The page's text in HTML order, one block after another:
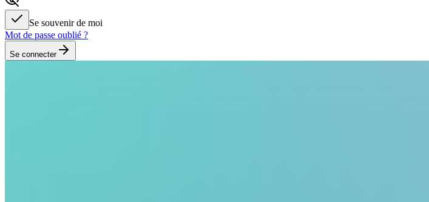
Se souvenir de moi
Mot de passe oublié ?
Se connecter